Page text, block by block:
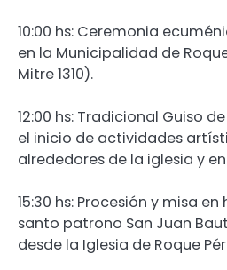
10:00 hs: Ceremonia
en la Municipalidad de
Mitre 1310).
12:00 hs: Tradicional Guiso
el inicio de actividades
alrededores de la iglesia y
15:30 hs: Procesión y misa
santo patrono San Juan
desde la Iglesia de Roque